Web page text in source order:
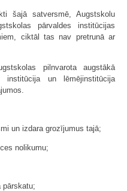
šajā satversmē, Augstskolu
pārvaldes institūcijas
ciktāl tas nav pretrunā ar
pilnvarota augstākā
institūcija un lēmējinstitūcija
un izdara grozījumus tajā;
nolikumu;
pārskatu;